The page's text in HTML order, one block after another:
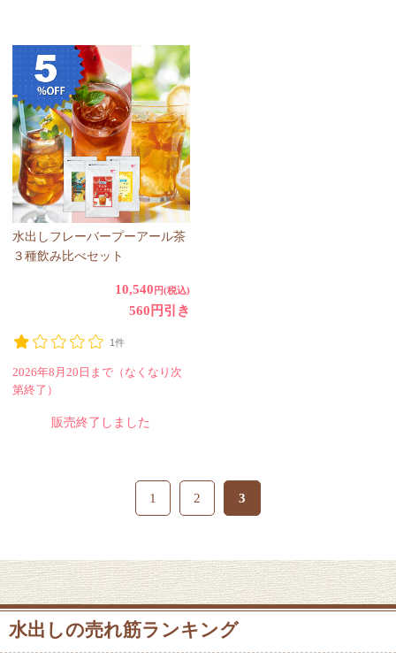
水出しフレーバープーアール茶
３種飲み比べセット
10,540 円(税込)
560円引き
1件
2026年8月20日まで（なくなり次
第終了）
販売終了しました
1 2 3
水出しの売れ筋ランキング